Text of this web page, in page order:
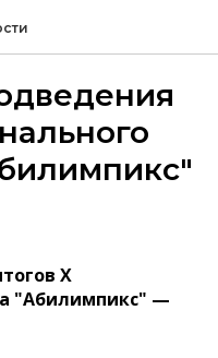
X
"Абилимпикс" —